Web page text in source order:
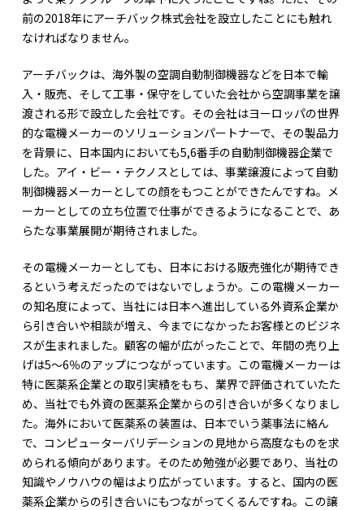
前の2018年にアーチバック株式会社を設立したことにも触れ
なければなりません。
アーチバックは、海外製の空調自動制御機器などを日本で輸
入・販売、そして工事・保守をしていた会社から空調事業を譲
渡される形で設立した会社です。その会社はヨーロッパの世界
的な電機メーカーのソリューションパートナーで、その製品力
を背景に、日本国内においても5,6番手の自動制御機器企業で
した。アイ・ビー・テクノスとしては、事業譲渡によって自動
制御機器メーカーとしての顔をもつことができたんですね。メ
ーカーとしての立ち位置で仕事ができるようになることで、あ
らたな事業展開が期待されました。
その電機メーカーとしても、日本における販売強化が期待でき
るという考えだったのではないでしょうか。この電機メーカー
の知名度によって、当社には日本へ進出している外資系企業か
ら引き合いや相談が増え、今までになかったお客様とのビジネ
スが生まれました。顧客の幅が広がったことで、年間の売り上
げは5～6％のアップにつながっています。この電機メーカーは
特に医薬系企業との取引実績をもち、業界で評価されていたた
め、当社でも外資の医薬系企業からの引き合いが多くなりまし
た。海外において医薬系の装置は、日本でいう薬事法に絡ん
で、コンピューターバリデーションの見地から高度なものを求
められる傾向があります。そのため勉強が必要であり、当社の
知識やノウハウの幅はより広がっています。すると、国内の医
薬系企業からの引き合いにもつながってくるんですね。この譲